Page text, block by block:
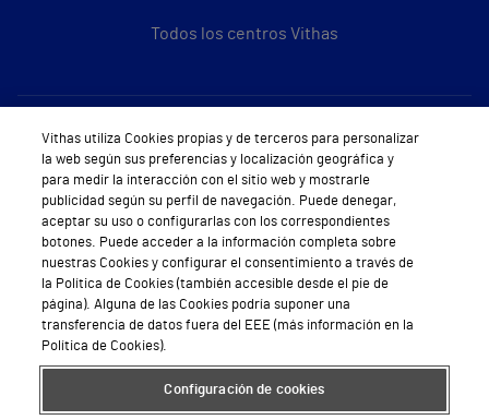
Todos los centros Vithas
Sobre Vithas
Quiénes somos
Trabajar en Vithas
Teléfono Cita Médica
Teléfono Atención al Cliente
Política de seguridad y salud en el trabajo
Conoce a Supervita
Vithas utiliza Cookies propias y de terceros para personalizar
la web según sus preferencias y localización geográfica y
para medir la interacción con el sitio web y mostrarle
publicidad según su perfil de navegación. Puede denegar,
aceptar su uso o configurarlas con los correspondientes
botones. Puede acceder a la información completa sobre
nuestras Cookies y configurar el consentimiento a través de
la Política de Cookies (también accesible desde el pie de
página). Alguna de las Cookies podría suponer una
transferencia de datos fuera del EEE (más información en la
Política de Cookies).
Configuración de cookies